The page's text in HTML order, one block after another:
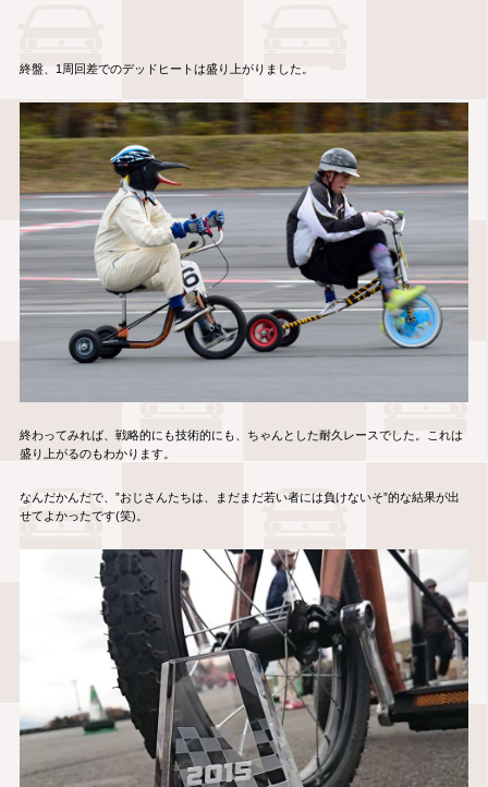
終盤、1周回差でのデッドヒートは盛り上がりました。
終わってみれば、戦略的にも技術的にも、ちゃんとした耐久レースでした。これは
盛り上がるのもわかります。
なんだかんだで、”おじさんたちは、まだまだ若い者には負けないそ”的な結果が出
せてよかったです(笑)。